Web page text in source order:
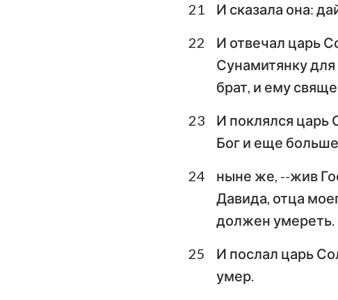
21
И сказала она:
22
И отвечал царь
Сунамитянку
брат, и ему
23
И поклялся царь
Бог и еще
24
ныне же, --жив
Давида, отца
должен умереть.
25
И послал царь
умер.